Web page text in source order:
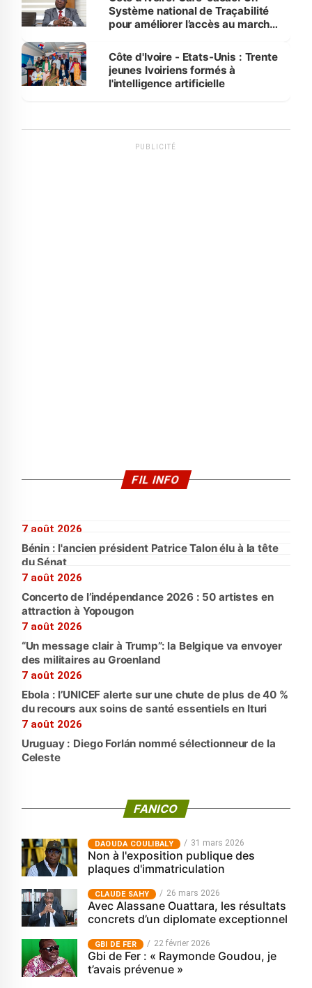
Système national de Traçabilité
pour améliorer l’accès au marché
Côte d'Ivoire - Etats-Unis : Trente
jeunes Ivoiriens formés à
l'intelligence artificielle
PUBLICITÉ
FIL INFO
7 août 2026
Bénin : l'ancien président Patrice Talon élu à la tête
du Sénat
7 août 2026
Concerto de l’indépendance 2026 : 50 artistes en
attraction à Yopougon
7 août 2026
“Un message clair à Trump”: la Belgique va envoyer
des militaires au Groenland
7 août 2026
Ebola : l’UNICEF alerte sur une chute de plus de 40 %
du recours aux soins de santé essentiels en Ituri
7 août 2026
Uruguay : Diego Forlán nommé sélectionneur de la
Celeste
FANICO
‎DAOUDA COULIBALY 31 mars 2026
Non à l'exposition publique des
plaques d'immatriculation
CLAUDE SAHY 26 mars 2026
Avec Alassane Ouattara, les résultats
concrets d’un diplomate exceptionnel
GBI DE FER 22 février 2026
Gbi de Fer : « Raymonde Goudou, je
t’avais prévenue »